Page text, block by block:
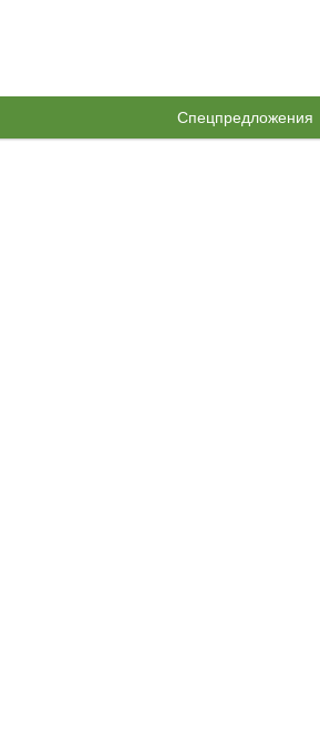
Спецпредложения